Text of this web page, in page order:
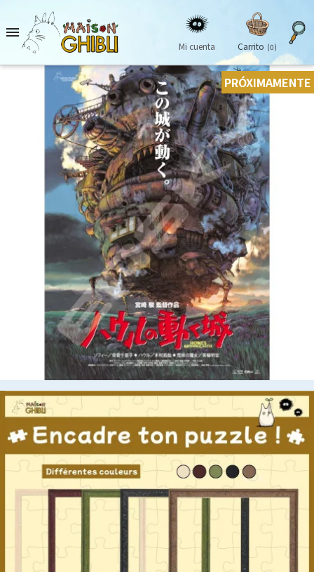

Mi cuenta Carrito (0)
PRÓXIMAMENTE